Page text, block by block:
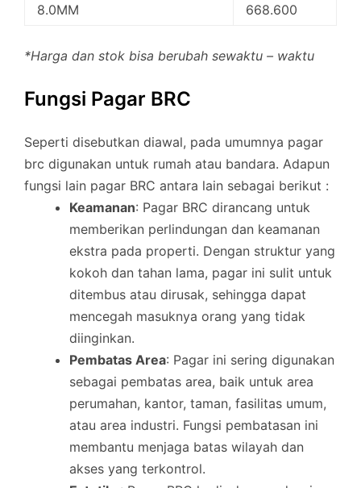
8.0MM
668.600
*Harga dan stok bisa berubah sewaktu – waktu
Fungsi Pagar BRC
Seperti disebutkan diawal, pada umumnya pagar
brc digunakan untuk rumah atau bandara. Adapun
fungsi lain pagar BRC antara lain sebagai berikut :
Keamanan: Pagar BRC dirancang untuk
memberikan perlindungan dan keamanan
ekstra pada properti. Dengan struktur yang
kokoh dan tahan lama, pagar ini sulit untuk
ditembus atau dirusak, sehingga dapat
mencegah masuknya orang yang tidak
diinginkan.
Pembatas Area: Pagar ini sering digunakan
sebagai pembatas area, baik untuk area
perumahan, kantor, taman, fasilitas umum,
atau area industri. Fungsi pembatasan ini
membantu menjaga batas wilayah dan
akses yang terkontrol.